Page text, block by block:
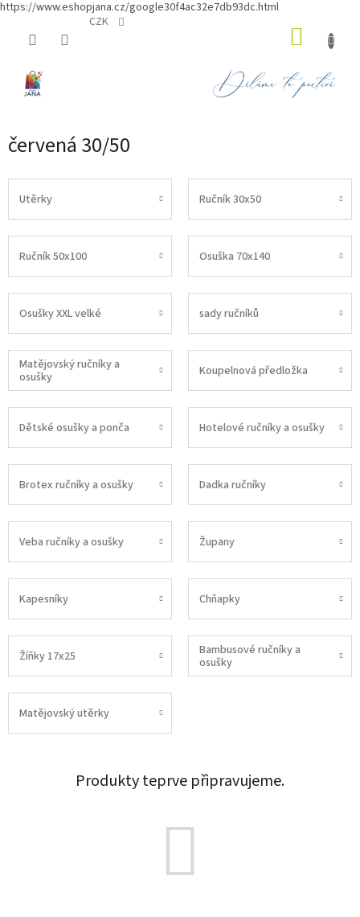
https://www.eshopjana.cz/google30f4ac32e7db93dc.html
CZK
červená 30/50
Utěrky Ručník 30x50
Ručník 50x100 Osuška 70x140
Osušky XXL velké sady ručníků
Matějovský ručníky a
osušky
Koupelnová předložka
Dětské osušky a ponča Hotelové ručníky a osušky
Brotex ručníky a osušky Dadka ručníky
Veba ručníky a osušky Župany
Kapesníky Chňapky
Žíňky 17x25
Bambusové ručníky a
osušky
Matějovský utěrky
Produkty teprve připravujeme.